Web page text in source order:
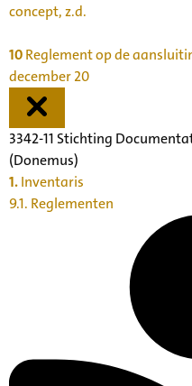
concept, z.d.
10Reglement op de
december 20
3342-11 Stichting
(Donemus)
1.Inventaris
9.1. Reglementen